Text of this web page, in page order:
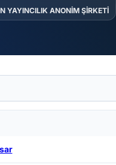
YAYINCILIK ANONİM ŞİRKETİ